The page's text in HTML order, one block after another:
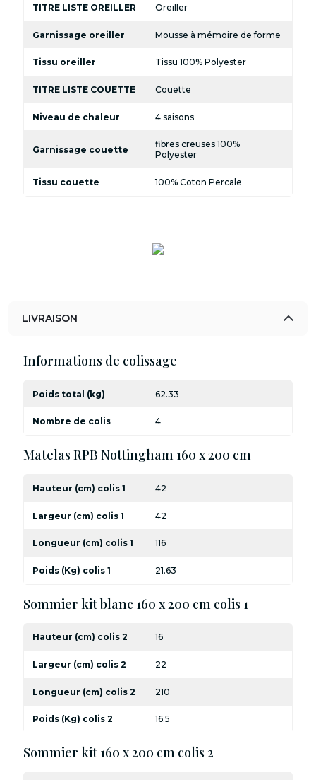
TITRE LISTE OREILLER Oreiller
Garnissage oreiller Mousse à mémoire de forme
Tissu oreiller Tissu 100% Polyester
TITRE LISTE COUETTE Couette
Niveau de chaleur 4 saisons
Garnissage couette
fibres creuses 100%
Polyester
Tissu couette 100% Coton Percale
LIVRAISON
Informations de colissage
Poids total (kg) 62.33
Nombre de colis 4
Matelas RPB Nottingham 160 x 200 cm
Hauteur (cm) colis 1 42
Largeur (cm) colis 1 42
Longueur (cm) colis 1 116
Poids (Kg) colis 1 21.63
Sommier kit blanc 160 x 200 cm colis 1
Hauteur (cm) colis 2 16
Largeur (cm) colis 2 22
Longueur (cm) colis 2 210
Poids (Kg) colis 2 16.5
Sommier kit 160 x 200 cm colis 2